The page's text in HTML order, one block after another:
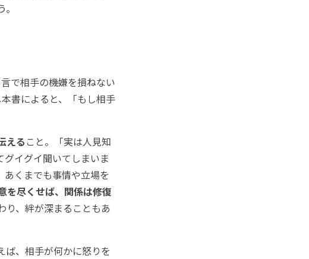
で相手の機嫌を損ねない
書によると、「もし相手
える こと。「実は人見知
グイグイ聞いてしまいま
あくまでも事情や立場を
を尽くせば、関係は修復
り、絆が深まることもあ
、相手が何かに怒りを